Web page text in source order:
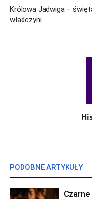
Królowa Jadwiga –
władczyni
PODOBNE ARTYKUŁY